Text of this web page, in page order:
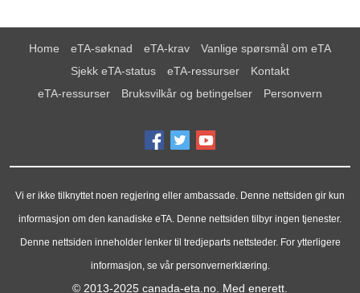
Home eTA-søknad eTA-krav
Vanlige spørsmål om eTA
Sjekk eTA-status
eTA-ressurser
Kontakt
eTA-ressurser
Bruksvilkår og betingelser Personvern
Vi er ikke tilknyttet noen regjering eller ambassade. Denne nettsiden gir kun
informasjon om den kanadiske eTA. Denne nettsiden tilbyr ingen tjenester.
Denne nettsiden inneholder lenker til tredjeparts nettsteder. For ytterligere
informasjon, se vår personvernerklæring.
© 2013-2025 canada-eta.no. Med enerett.